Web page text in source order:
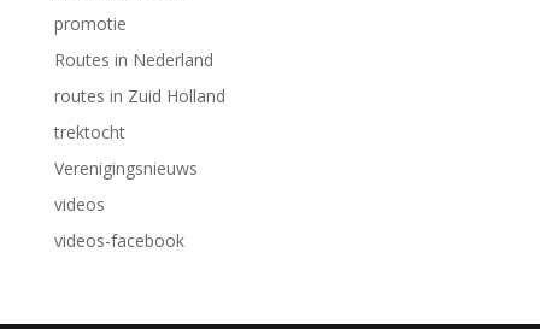
promotie
Routes in Nederland
routes in Zuid Holland
trektocht
Verenigingsnieuws
videos
videos-facebook